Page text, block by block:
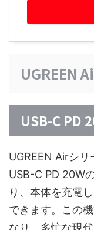
UGREEN
USB-C PD
UGREEN Airシリ
USB-C PD 20W
り、本体を充電
できます。この
なり、多忙な現